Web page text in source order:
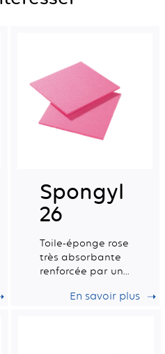
Spongyl
26
Toile-éponge rose
très absorbante
renforcée par une
En savoir plus